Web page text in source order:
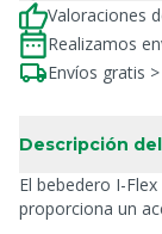
Valoraciones
Realizamos
Envíos gratis
Descripción
El bebedero I-
proporciona un